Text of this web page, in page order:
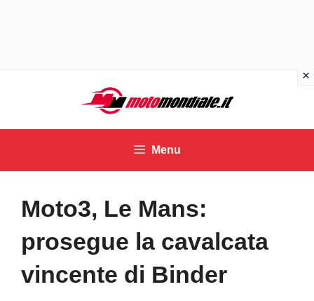
contenuto
Menu
Moto3, Le Mans:
prosegue la cavalcata
vincente di Binder